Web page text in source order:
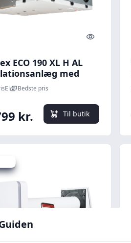
Quick look
ECO 190 XL H AL
med
Ø125
Bedste pris
kr. Til butik